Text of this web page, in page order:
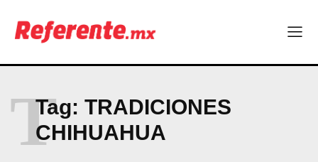
¿Y si el futuro industrial de Chihuahua estuviera en el aire?
partida
Company
Tag: TRADICIONES
CHIHUAHUA
T